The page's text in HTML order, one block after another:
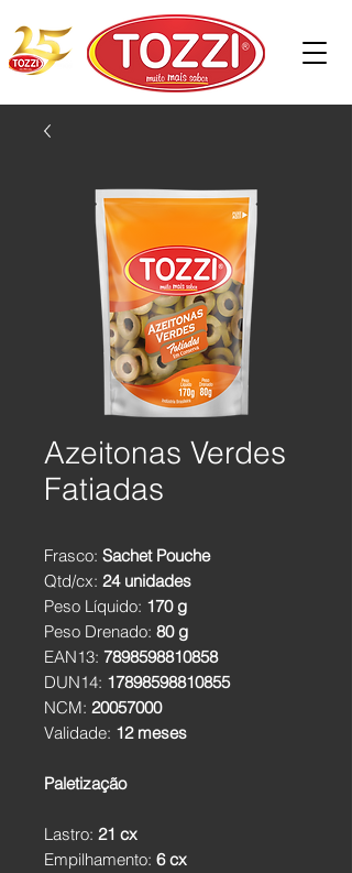
Azeitonas Verdes
Fatiadas
Frasco: Sachet Pouche
Qtd/cx: 24 unidades
Peso Líquido: 170 g
Peso Drenado: 80 g
EAN13: 7898598810858
DUN14: 17898598810855
NCM: 20057000
Validade: 12 meses
Paletização
Lastro: 21 cx
Empilhamento: 6 cx